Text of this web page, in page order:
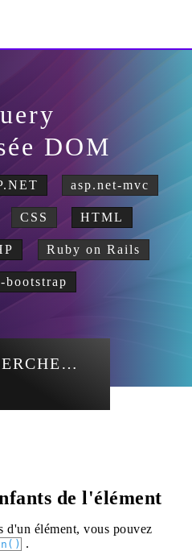
DOM
asp.net-mvc
CSS HTML
Ruby on Rails
de l'élément
d'un élément, vous pouvez
.